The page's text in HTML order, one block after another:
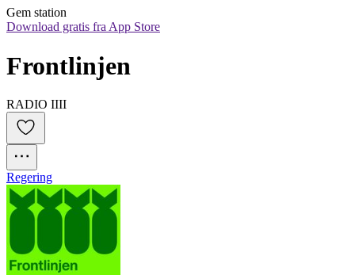
Gem station
Download gratis fra App Store
Frontlinjen
RADIO IIII
Regering